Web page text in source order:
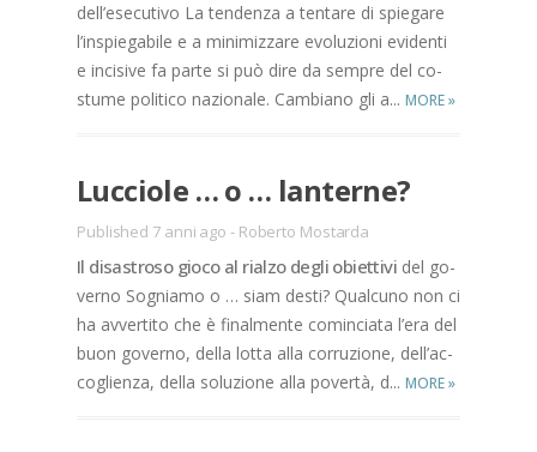
del­l’e­se­cu­ti­vo La ten­den­za a ten­ta­re di spie­ga­re
l’in­spie­ga­bi­le e a mi­ni­miz­za­re evo­lu­zio­ni evi­den­ti
e in­ci­si­ve fa par­te si può dire da sem­pre del co­
stu­me po­li­ti­co na­zio­na­le. Cam­bia­no gli a... MORE»
Luc­cio­le … o … lan­ter­ne?
Published 7 anni ago - Roberto Mostarda
Il di­sa­stro­so gio­co al rial­zo de­gli obiet­ti­vi del go­
ver­no So­gnia­mo o … siam de­sti? Qual­cu­no non ci
ha av­ver­ti­to che è fi­nal­men­te co­min­cia­ta l’e­ra del
buon go­ver­no, del­la lot­ta alla cor­ru­zio­ne, del­l’ac­
co­glien­za, del­la so­lu­zio­ne alla po­ver­tà, d... MORE»